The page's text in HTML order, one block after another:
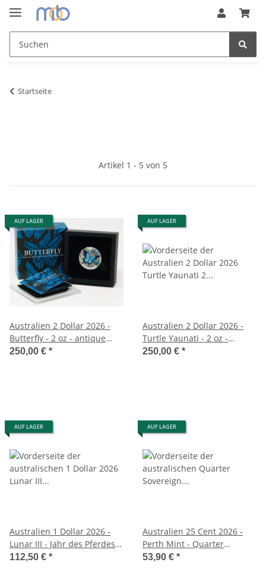
Startseite
Artikel 1 - 5 von 5
AUF LAGER
Australien 2 Dollar 2026 -
Butterfly - 2 oz - antique
finish
250,00 € *
AUF LAGER
Australien 2 Dollar 2026 -
Turtle Yaunati - 2 oz -
antique finish
250,00 € *
AUF LAGER
Australien 1 Dollar 2026 -
Lunar III - Jahr des Pferdes -
Barren coloriert in Coincard
112,50 € *
AUF LAGER
Australien 25 Cent 2026 -
Perth Mint - Quarter
Sovereign - Silber
53,90 € *